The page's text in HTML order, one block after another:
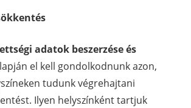
adatok beszerzése és
el kell gondolkodnunk azon,
tudunk végrehajtani
Ilyen helyszínként tartjuk